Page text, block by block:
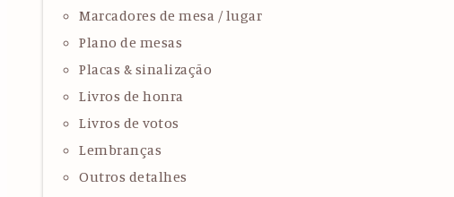
Marcadores de mesa / lugar
Plano de mesas
Placas & sinalização
Livros de honra
Livros de votos
Lembranças
Outros detalhes